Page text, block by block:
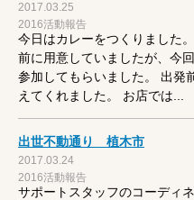
2017.03.25
2016活動報告
今日はカレーをつくりました
前に用意していましたが、今
参加してもらいました。 出発
えてくれました。 お店では...
出世不動通り 植木市
2017.03.24
2016活動報告
サポートスタッフのコーディ